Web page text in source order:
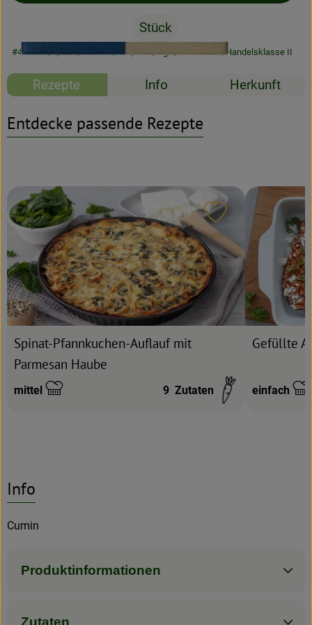
Stück
#46123 4,29 €/ Stück 107,25 €/ kg 7% MwSt Handelsklasse II
Rezepte Info Herkunft
Entdecke passende Rezepte
Spinat-Pfannkuchen-Auflauf mit
Parmesan Haube
Schwierigkeit:
mittel 9 Zutaten
Rezept zu
Gefüllte
einfach
Info
Cumin
Produktinformationen
Zutaten